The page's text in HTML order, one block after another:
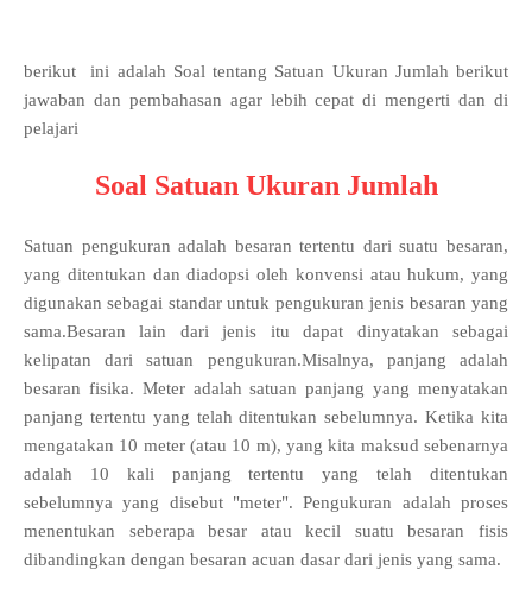
berikut ini adalah Soal tentang Satuan Ukuran Jumlah berikut
jawaban dan pembahasan agar lebih cepat di mengerti dan di
pelajari
Soal Satuan Ukuran Jumlah
Satuan pengukuran adalah besaran tertentu dari suatu besaran,
yang ditentukan dan diadopsi oleh konvensi atau hukum, yang
digunakan sebagai standar untuk pengukuran jenis besaran yang
sama.Besaran lain dari jenis itu dapat dinyatakan sebagai
kelipatan dari satuan pengukuran.Misalnya, panjang adalah
besaran fisika. Meter adalah satuan panjang yang menyatakan
panjang tertentu yang telah ditentukan sebelumnya. Ketika kita
mengatakan 10 meter (atau 10 m), yang kita maksud sebenarnya
adalah 10 kali panjang tertentu yang telah ditentukan
sebelumnya yang disebut "meter". Pengukuran adalah proses
menentukan seberapa besar atau kecil suatu besaran fisis
dibandingkan dengan besaran acuan dasar dari jenis yang sama.